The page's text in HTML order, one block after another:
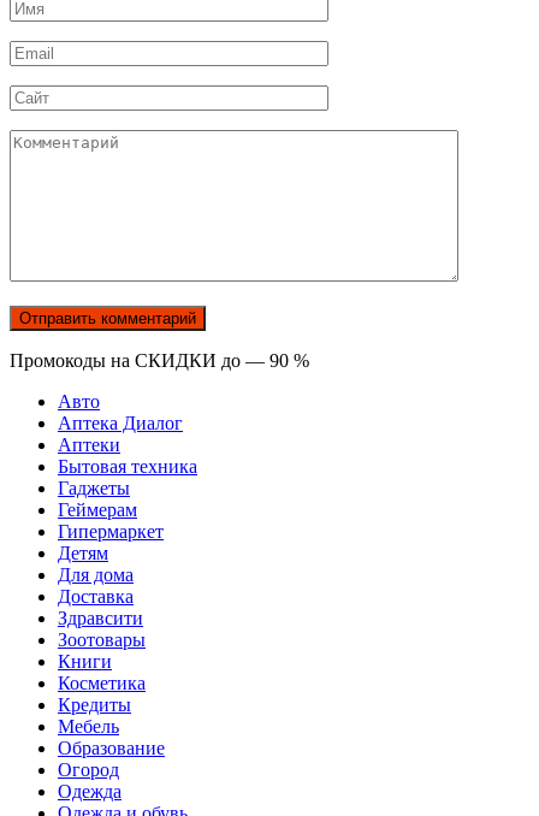
Имя
*
Email
*
Сайт
Комментарий
Промокоды на СКИДКИ до — 90 %
Авто
Аптека Диалог
Аптеки
Бытовая техника
Гаджеты
Геймерам
Гипермаркет
Детям
Для дома
Доставка
Здравсити
Зоотовары
Книги
Косметика
Кредиты
Мебель
Образование
Огород
Одежда